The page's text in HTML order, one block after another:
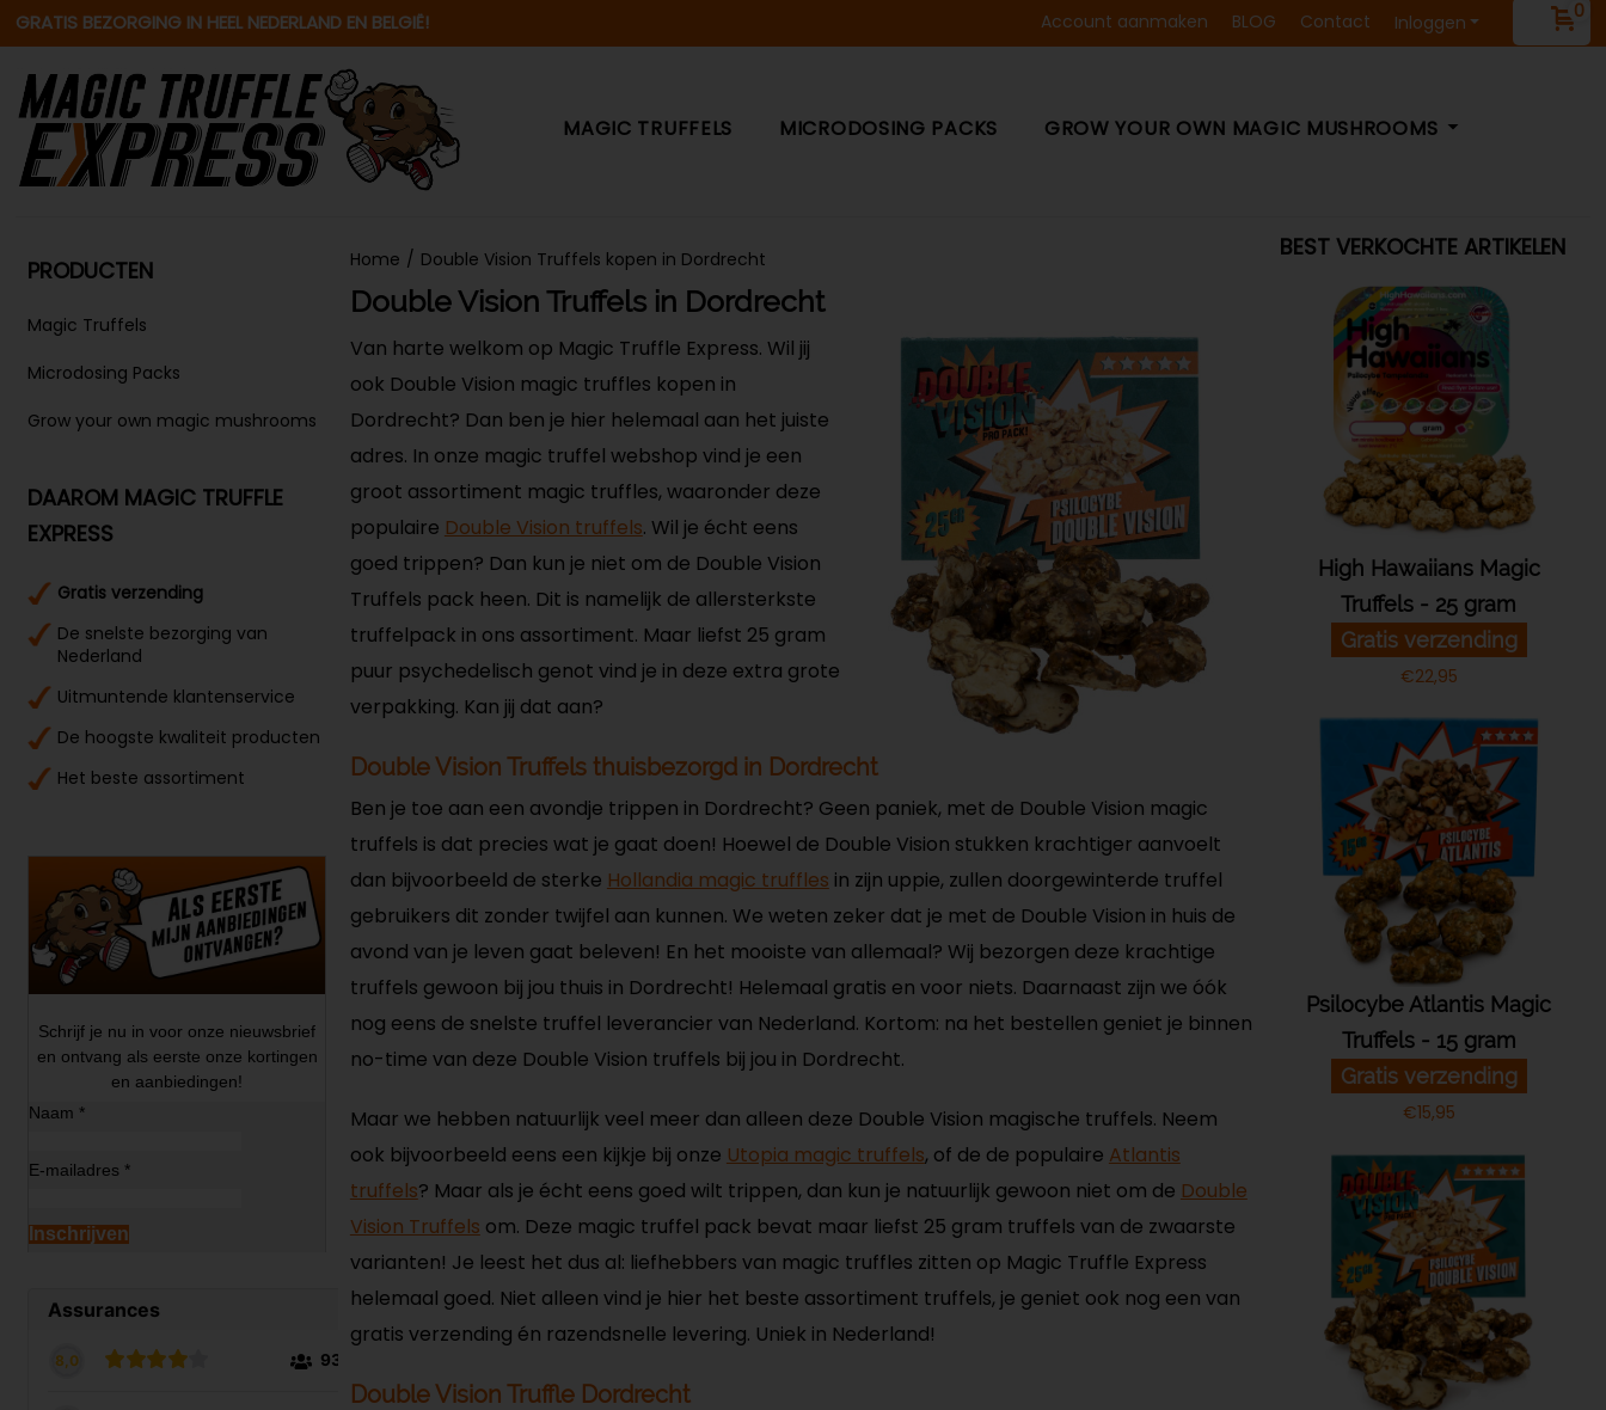
GRATIS BEZORGING IN HEEL NEDERLAND EN BELGIË! 0
Inloggen
Account aanmaken BLOG Contact
MAGIC TRUFFELS MICRODOSING PACKS GROW YOUR OWN MAGIC MUSHROOMS
PRODUCTEN
Magic Truffels
Microdosing Packs
Grow your own magic mushrooms
DAAROM MAGIC TRUFFLE
EXPRESS
Gratis verzending
De snelste bezorging van
Nederland
Uitmuntende klantenservice
De hoogste kwaliteit producten
Het beste assortiment
Schrijf je nu in voor onze nieuwsbrief
en ontvang als eerste onze kortingen
en aanbiedingen!
Naam *
E-mailadres *
Inschrijven
Home / Double Vision Truffels kopen in Dordrecht
Double Vision Truffels in Dordrecht
Van harte welkom op Magic Truffle Express. Wil jij
ook Double Vision magic truffles kopen in
Dordrecht? Dan ben je hier helemaal aan het juiste
adres. In onze magic truffel webshop vind je een
groot assortiment magic truffles, waaronder deze
populaire Double Vision truffels. Wil je écht eens
goed trippen? Dan kun je niet om de Double Vision
Truffels pack heen. Dit is namelijk de allersterkste
truffelpack in ons assortiment. Maar liefst 25 gram
puur psychedelisch genot vind je in deze extra grote
verpakking. Kan jij dat aan?
Double Vision Truffels thuisbezorgd in Dordrecht
Ben je toe aan een avondje trippen in Dordrecht? Geen paniek, met de Double Vision magic
truffels is dat precies wat je gaat doen! Hoewel de Double Vision stukken krachtiger aanvoelt
dan bijvoorbeeld de sterke Hollandia magic truffles in zijn uppie, zullen doorgewinterde truffel
gebruikers dit zonder twijfel aan kunnen. We weten zeker dat je met de Double Vision in huis de
avond van je leven gaat beleven! En het mooiste van allemaal? Wij bezorgen deze krachtige
truffels gewoon bij jou thuis in Dordrecht! Helemaal gratis en voor niets. Daarnaast zijn we óók
nog eens de snelste truffel leverancier van Nederland. Kortom: na het bestellen geniet je binnen
no-time van deze Double Vision truffels bij jou in Dordrecht.
Maar we hebben natuurlijk veel meer dan alleen deze Double Vision magische truffels. Neem
ook bijvoorbeeld eens een kijkje bij onze Utopia magic truffels, of de de populaire Atlantis
truffels? Maar als je écht eens goed wilt trippen, dan kun je natuurlijk gewoon niet om de Double
Vision Truffels om. Deze magic truffel pack bevat maar liefst 25 gram truffels van de zwaarste
varianten! Je leest het dus al: liefhebbers van magic truffles zitten op Magic Truffle Express
helemaal goed. Niet alleen vind je hier het beste assortiment truffels, je geniet ook nog een van
gratis verzending én razendsnelle levering. Uniek in Nederland!
Double Vision Truffle Dordrecht
BEST VERKOCHTE ARTIKELEN
High Hawaiians Magic
Truffels - 25 gram
Gratis verzending
€22,95
Psilocybe Atlantis Magic
Truffels - 15 gram
Gratis verzending
€15,95